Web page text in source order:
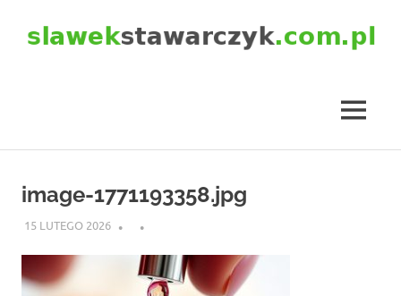
MENU
image-1771193358.jpg
15 LUTEGO 2026